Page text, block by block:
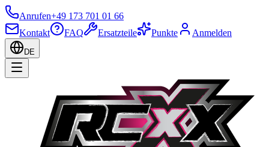
Anrufen+49 173 701 01 66
Kontakt
FAQ Ersatzteile Punkte Anmelden
DE